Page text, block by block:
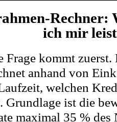
Rechner:
ich mir
Frage kommt
anhand von
welchen
Grundlage ist die
maximal 35 % des